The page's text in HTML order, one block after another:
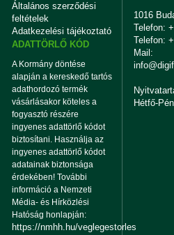
Általános szerződési
feltételek
Adatkezelési tájékoztató
ADATTÖRLŐ KÓD
A Kormány döntése
alapján a kereskedő tartós
adathordozó termék
vásárlásakor köteles a
fogyasztó részére
ingyenes adattörlő kódot
biztosítani. Használja az
ingyenes adattörlő kódot
adatainak biztonsága
érdekében! További
információ a Nemzeti
Média- és Hírközlési
Hatóság honlapján:
https://nmhh.hu/veglegestorles
1016
Telefon:
Telefon:
Mail:
Hétfő-